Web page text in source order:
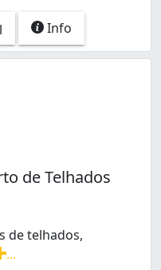
Info
de Telhados
de telhados,